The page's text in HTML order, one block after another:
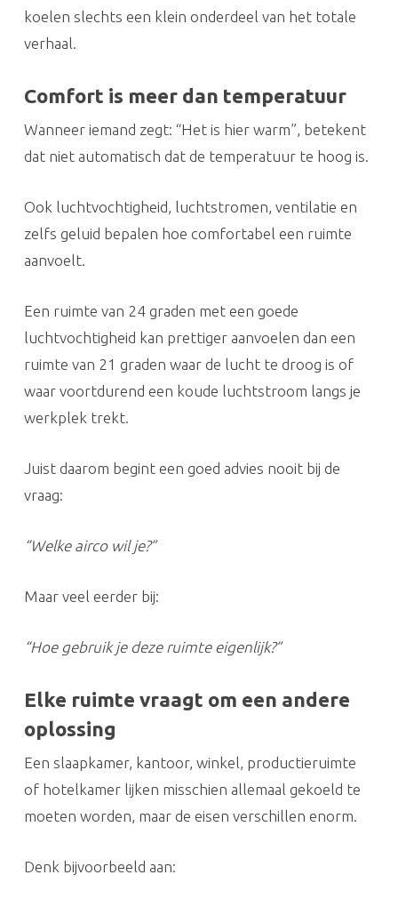
koelen slechts een klein onderdeel van het totale
verhaal.
Comfort is meer dan temperatuur
Wanneer iemand zegt: “Het is hier warm”, betekent
dat niet automatisch dat de temperatuur te hoog is.
Ook luchtvochtigheid, luchtstromen, ventilatie en
zelfs geluid bepalen hoe comfortabel een ruimte
aanvoelt.
Een ruimte van 24 graden met een goede
luchtvochtigheid kan prettiger aanvoelen dan een
ruimte van 21 graden waar de lucht te droog is of
waar voortdurend een koude luchtstroom langs je
werkplek trekt.
Juist daarom begint een goed advies nooit bij de
vraag:
“Welke airco wil je?”
Maar veel eerder bij:
“Hoe gebruik je deze ruimte eigenlijk?”
Elke ruimte vraagt om een andere
oplossing
Een slaapkamer, kantoor, winkel, productieruimte
of hotelkamer lijken misschien allemaal gekoeld te
moeten worden, maar de eisen verschillen enorm.
Denk bijvoorbeeld aan: